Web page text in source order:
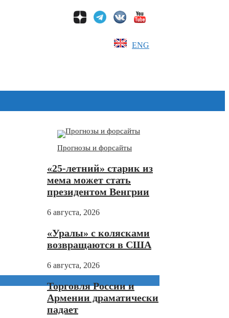
ENG
Прогнозы и форсайты
«25-летний» старик из
мема может стать
президентом Венгрии
6 августа, 2026
«Уралы» с колясками
возвращаются в США
6 августа, 2026
Торговля России и
Армении драматически
падает